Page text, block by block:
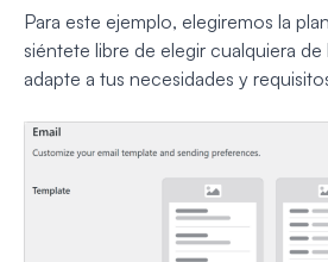
Para este ejemplo, elegiremos la
siéntete libre de elegir cualquiera de
adapte a tus necesidades y